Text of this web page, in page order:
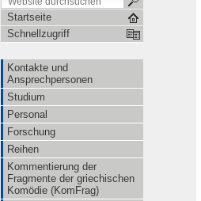
Startseite
Schnellzugriff
Kontakte und
Ansprechpersonen
Studium
Personal
Forschung
Reihen
Kommentierung der
Fragmente der griechischen
Komödie (KomFrag)